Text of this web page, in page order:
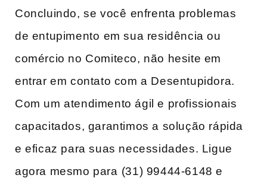
Concluindo, se você⁣ enfrenta problemas
de entupimento ⁢em sua residência ou
comércio no Comiteco, não hesite ​em
entrar em contato com a Desentupidora.
Com um atendimento ágil e profissionais
capacitados,​ garantimos a solução rápida
e eficaz para suas necessidades. Ligue
agora mesmo para ⁣(31) 99444-6148 e⁣